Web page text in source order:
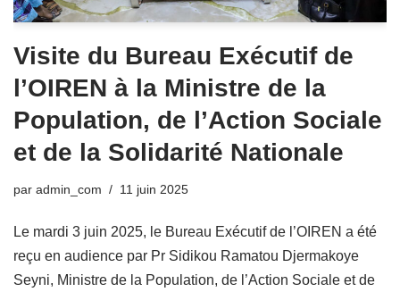
Visite du Bureau Exécutif de
l’OIREN à la Ministre de la
Population, de l’Action Sociale
et de la Solidarité Nationale
par admin_com 11 juin 2025
Le mardi 3 juin 2025, le Bureau Exécutif de l’OIREN a été
reçu en audience par Pr Sidikou Ramatou Djermakoye
Seyni, Ministre de la Population, de l’Action Sociale et de